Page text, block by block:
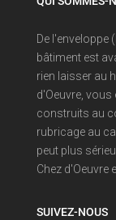
De l'enveloppe
bâtiment est
rien laisser au
d'Oeuvre, vous
construits au
rubricage au
peut plus
Chez d'Oeuvre
SUIVEZ-NOUS